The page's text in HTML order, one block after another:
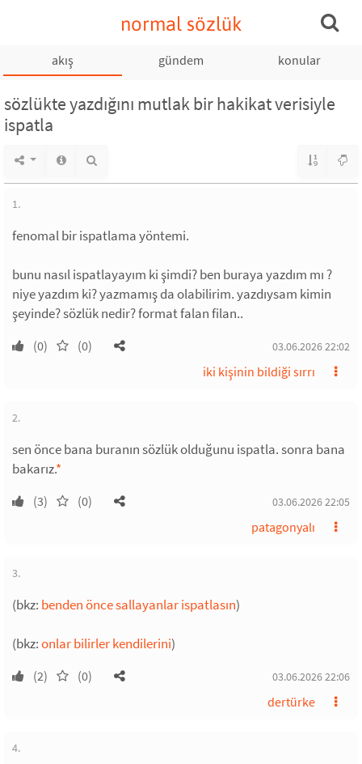
normal sözlük
akış gündem konular
sözlükte yazdığını mutlak bir hakikat verisiyle
ispatla
1.
fenomal bir ispatlama yöntemi.
bunu nasıl ispatlayayım ki şimdi? ben buraya yazdım mı ?
niye yazdım ki? yazmamış da olabilirim. yazdıysam kimin
şeyinde? sözlük nedir? format falan filan..
(0) (0) 03.06.2026 22:02
iki kişinin bildiği sırrı
2.
sen önce bana buranın sözlük olduğunu ispatla. sonra bana
bakarız.*
(3) (0) 03.06.2026 22:05
patagonyalı
3.
(bkz: benden önce sallayanlar ispatlasın)
(bkz:onlar bilirler kendilerini)
(2) (0) 03.06.2026 22:06
dertürke
4.